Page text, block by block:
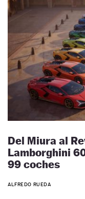
Del Miura al
Lamborghini
99 coches
ALFREDO RUEDA